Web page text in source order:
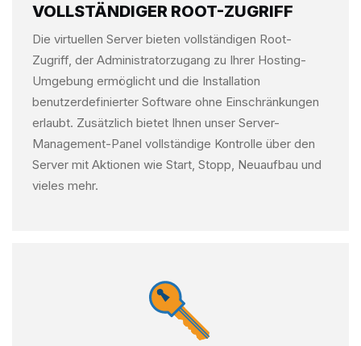
VOLLSTÄNDIGER ROOT-ZUGRIFF
Die virtuellen Server bieten vollständigen Root-
Zugriff, der Administratorzugang zu Ihrer Hosting-
Umgebung ermöglicht und die Installation
benutzerdefinierter Software ohne Einschränkungen
erlaubt. Zusätzlich bietet Ihnen unser Server-
Management-Panel vollständige Kontrolle über den
Server mit Aktionen wie Start, Stopp, Neuaufbau und
vieles mehr.